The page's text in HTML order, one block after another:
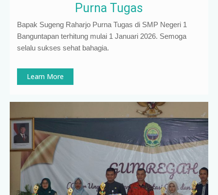
Purna Tugas
Bapak Sugeng Raharjo Purna Tugas di SMP Negeri 1
Banguntapan terhitung mulai 1 Januari 2026. Semoga
selalu sukses sehat bahagia.
Learn More